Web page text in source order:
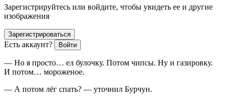
Зарегистрируйтесь или войдите, чтобы увидеть ее и другие
изображения
Зарегистрироваться
Есть аккаунт? Войти
— Но я просто… ел булочку. Потом чипсы. Ну и газировку.
И потом… мороженое.
— А потом лёг спать? — уточнил Бурчун.